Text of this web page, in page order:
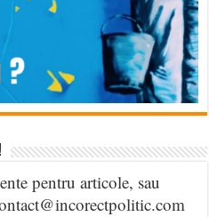
pentru articole, sau